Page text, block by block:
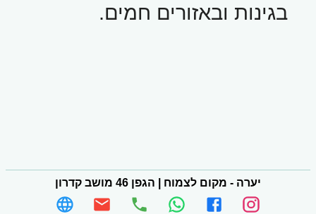
בגינות ובאזורים חמים.
יערה - מקום לצמוח הגפן 46 מושב קדרון